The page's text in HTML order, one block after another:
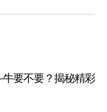
牛要不要？揭秘精彩